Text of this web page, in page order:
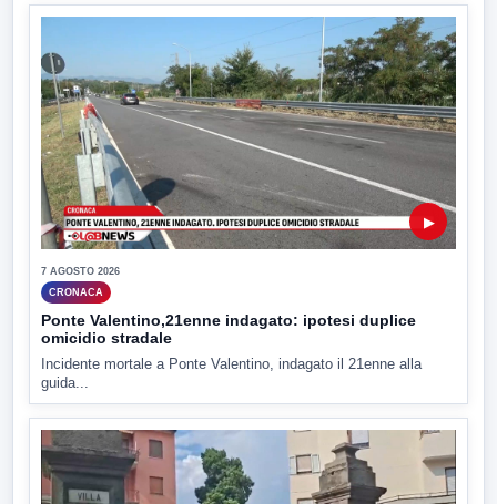
▶
7 AGOSTO 2026
CRONACA
Ponte Valentino,21enne indagato: ipotesi duplice
omicidio stradale
Incidente mortale a Ponte Valentino, indagato il 21enne alla
guida...